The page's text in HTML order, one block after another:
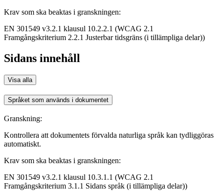
Krav som ska beaktas i granskningen:
EN 301549 v3.2.1 klausul 10.2.2.1 (WCAG 2.1
Framgångskriterium 2.2.1 Justerbar tidsgräns (i tillämpliga delar))
Sidans innehåll
Visa alla
Språket som används i dokumentet
Granskning:
Kontrollera att dokumentets förvalda naturliga språk kan tydliggöras
automatiskt.
Krav som ska beaktas i granskningen:
EN 301549 v3.2.1 klausul 10.3.1.1 (WCAG 2.1
Framgångskriterium 3.1.1 Sidans språk (i tillämpliga delar))